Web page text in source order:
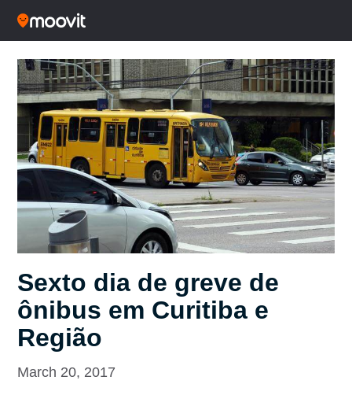
Sexto dia de greve de
ônibus em Curitiba e
Região
March 20, 2017